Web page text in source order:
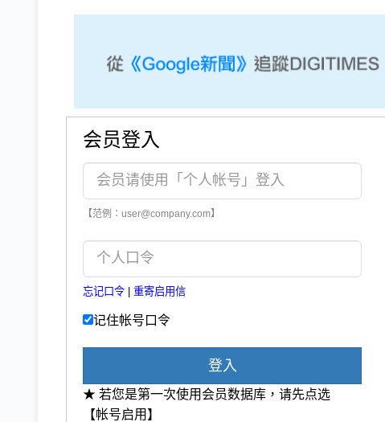
会员登入
【范例：user@company.com】
忘记口令 重寄启用信
记住帐号口令
登入
★ 若您是第一次使用会员数据库，请先点选
【帐号启用】